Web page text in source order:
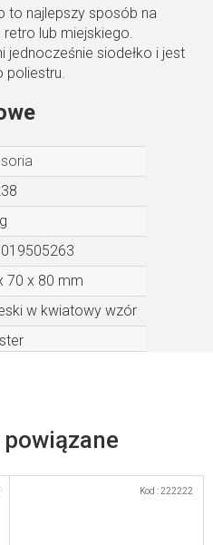
Kod :222222
to najlepszy sposób na
lub miejskiego.
jednocześnie siodełko i jest
70 x 80 mm
w kwiatowy wzór